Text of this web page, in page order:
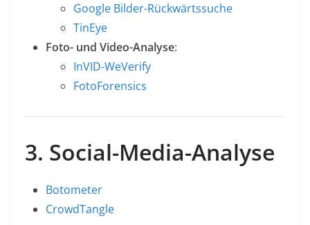
Google Bilder-Rückwärtssuche
TinEye
Foto- und Video-Analyse:
InVID-WeVerify
FotoForensics
3. Social-Media-Analyse
Botometer
CrowdTangle